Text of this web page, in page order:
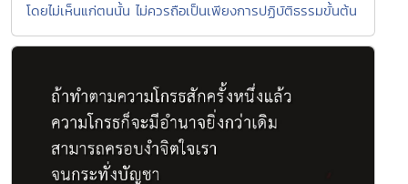
โดยไม่เห็นแก่ตนนั้น ไม่ควรถือเป็นเพียงการปฏิบัติธรรมขั้นต้น